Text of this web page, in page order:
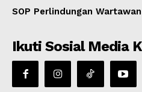
SOP Perlindungan Wartawan
Ikuti Sosial Media